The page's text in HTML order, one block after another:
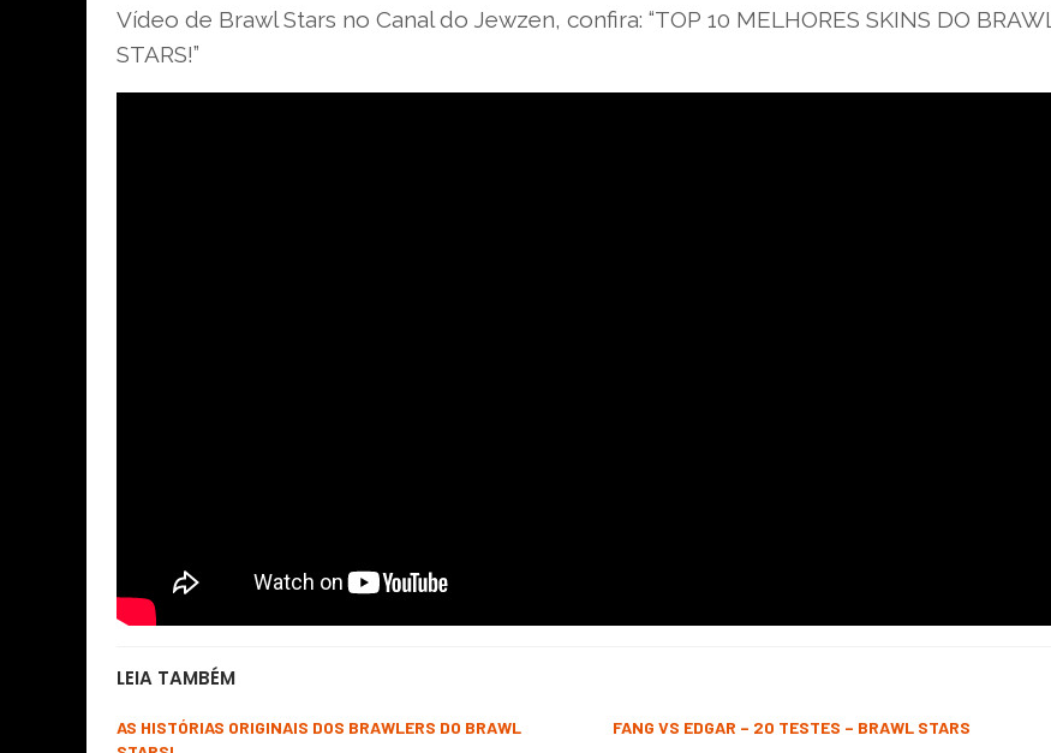
Vídeo de Brawl Stars no Canal do Jewzen, confira: “TOP 10 MELHORES SKINS DO BRAWL
STARS!”
LEIA TAMBÉM
AS HISTÓRIAS ORIGINAIS DOS BRAWLERS DO BRAWL
FANG VS EDGAR – 20 TESTES – BRAWL STARS